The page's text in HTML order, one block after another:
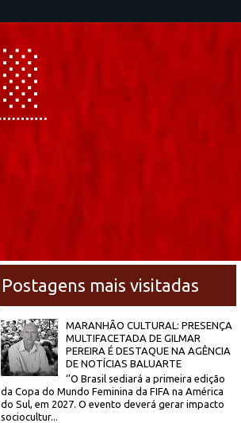
Postagens mais visitadas
MARANHÃO CULTURAL: PRESENÇA
MULTIFACETADA DE GILMAR
PEREIRA É DESTAQUE NA AGÊNCIA
DE NOTÍCIAS BALUARTE
‘’O Brasil sediará a primeira edição
da Copa do Mundo Feminina da FIFA na América
do Sul, em 2027. O evento deverá gerar impacto
sociocultur...